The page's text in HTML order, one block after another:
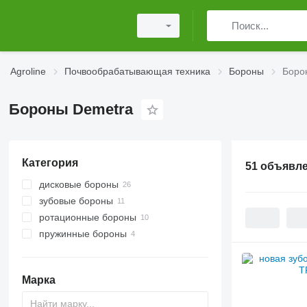
Agroline Почвообрабатывающая техника Бороны
Бороны Demetra
Категория
дисковые бороны
зубовые бороны
ротационные бороны
пружинные бороны
Марка
51